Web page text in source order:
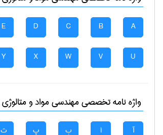
A
B
C
D
E
U
V
W
X
Y
واژه نامه تخصصیمهندسی مواد و متالوژی
آ ا ب پ ت